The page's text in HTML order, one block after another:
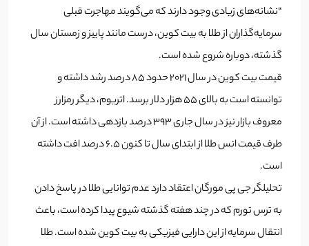
“نشانه‌های زیادی وجود دارند که می‌گویند مهاجرت قبلی
سرمایه‌گذاران از طلا به بیت کوین، درست مانند پاییز و زمستان سال
گذشته، دوباره شروع شده است.
قیمت بیت کوین در سال 2021 حدود 85 درصد رشد داشته و
توانسته است به بالای 55 هزار دلار برسد. اتریوم، دیگر رمزارز
معروف بازار نیز در سال جاری 393 درصد بازدهی داشته است. از آن
طرف قیمت انس طلا از ابتدای سال تا کنون 6.5 درصد افت داشته
است.
تحلیلگر جی پی مورگان اعتقاد دارد عدم توانایی طلا در پاسخ دادن
به ترس تورم که در چند هفته گذشته شیوع پیدا کرده است، باعث
انتقال سرمایه از این دارایی فیزیکی به بیت کوین شده است. طلا